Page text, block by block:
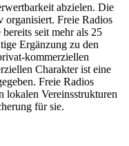
abzielen. Die
organisiert. Freie Radios
seit mehr als 25
Ergänzung zu den
kommerziellen
Charakter ist eine
Freie Radios
lokalen Vereinsstrukturen
für sie.